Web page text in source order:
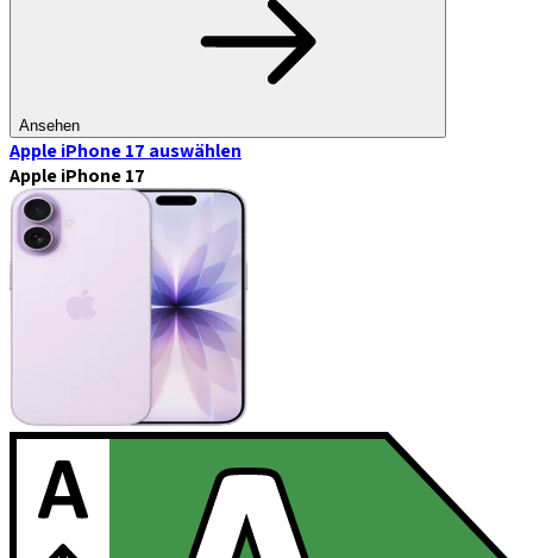
Ansehen
Apple iPhone 17 auswählen
Apple iPhone 17